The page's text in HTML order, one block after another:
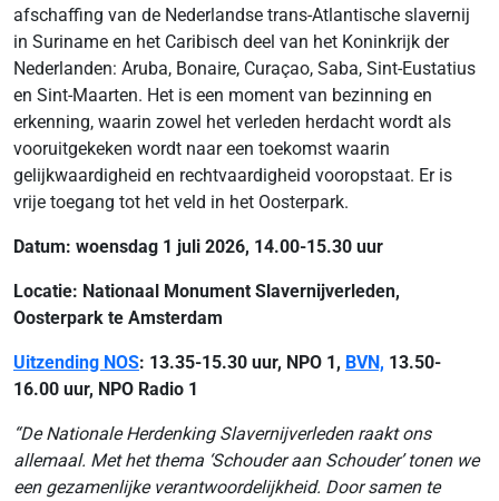
afschaffing van de Nederlandse trans-Atlantische slavernij
in Suriname en het Caribisch deel van het Koninkrijk der
Nederlanden: Aruba, Bonaire, Curaçao, Saba, Sint-Eustatius
en Sint-Maarten. Het is een moment van bezinning en
erkenning, waarin zowel het verleden herdacht wordt als
vooruitgekeken wordt naar een toekomst waarin
gelijkwaardigheid en rechtvaardigheid vooropstaat. Er is
vrije toegang tot het veld in het Oosterpark.
Datum: woensdag 1 juli 2026, 14.00-15.30 uur
Locatie: Nationaal Monument Slavernijverleden,
Oosterpark te Amsterdam
Uitzending NOS: 13.35-15.30 uur, NPO 1, BVN, 13.50-
16.00 uur, NPO Radio 1
“De Nationale Herdenking Slavernijverleden raakt ons
allemaal. Met het thema ‘Schouder aan Schouder’ tonen we
een gezamenlijke verantwoordelijkheid. Door samen te